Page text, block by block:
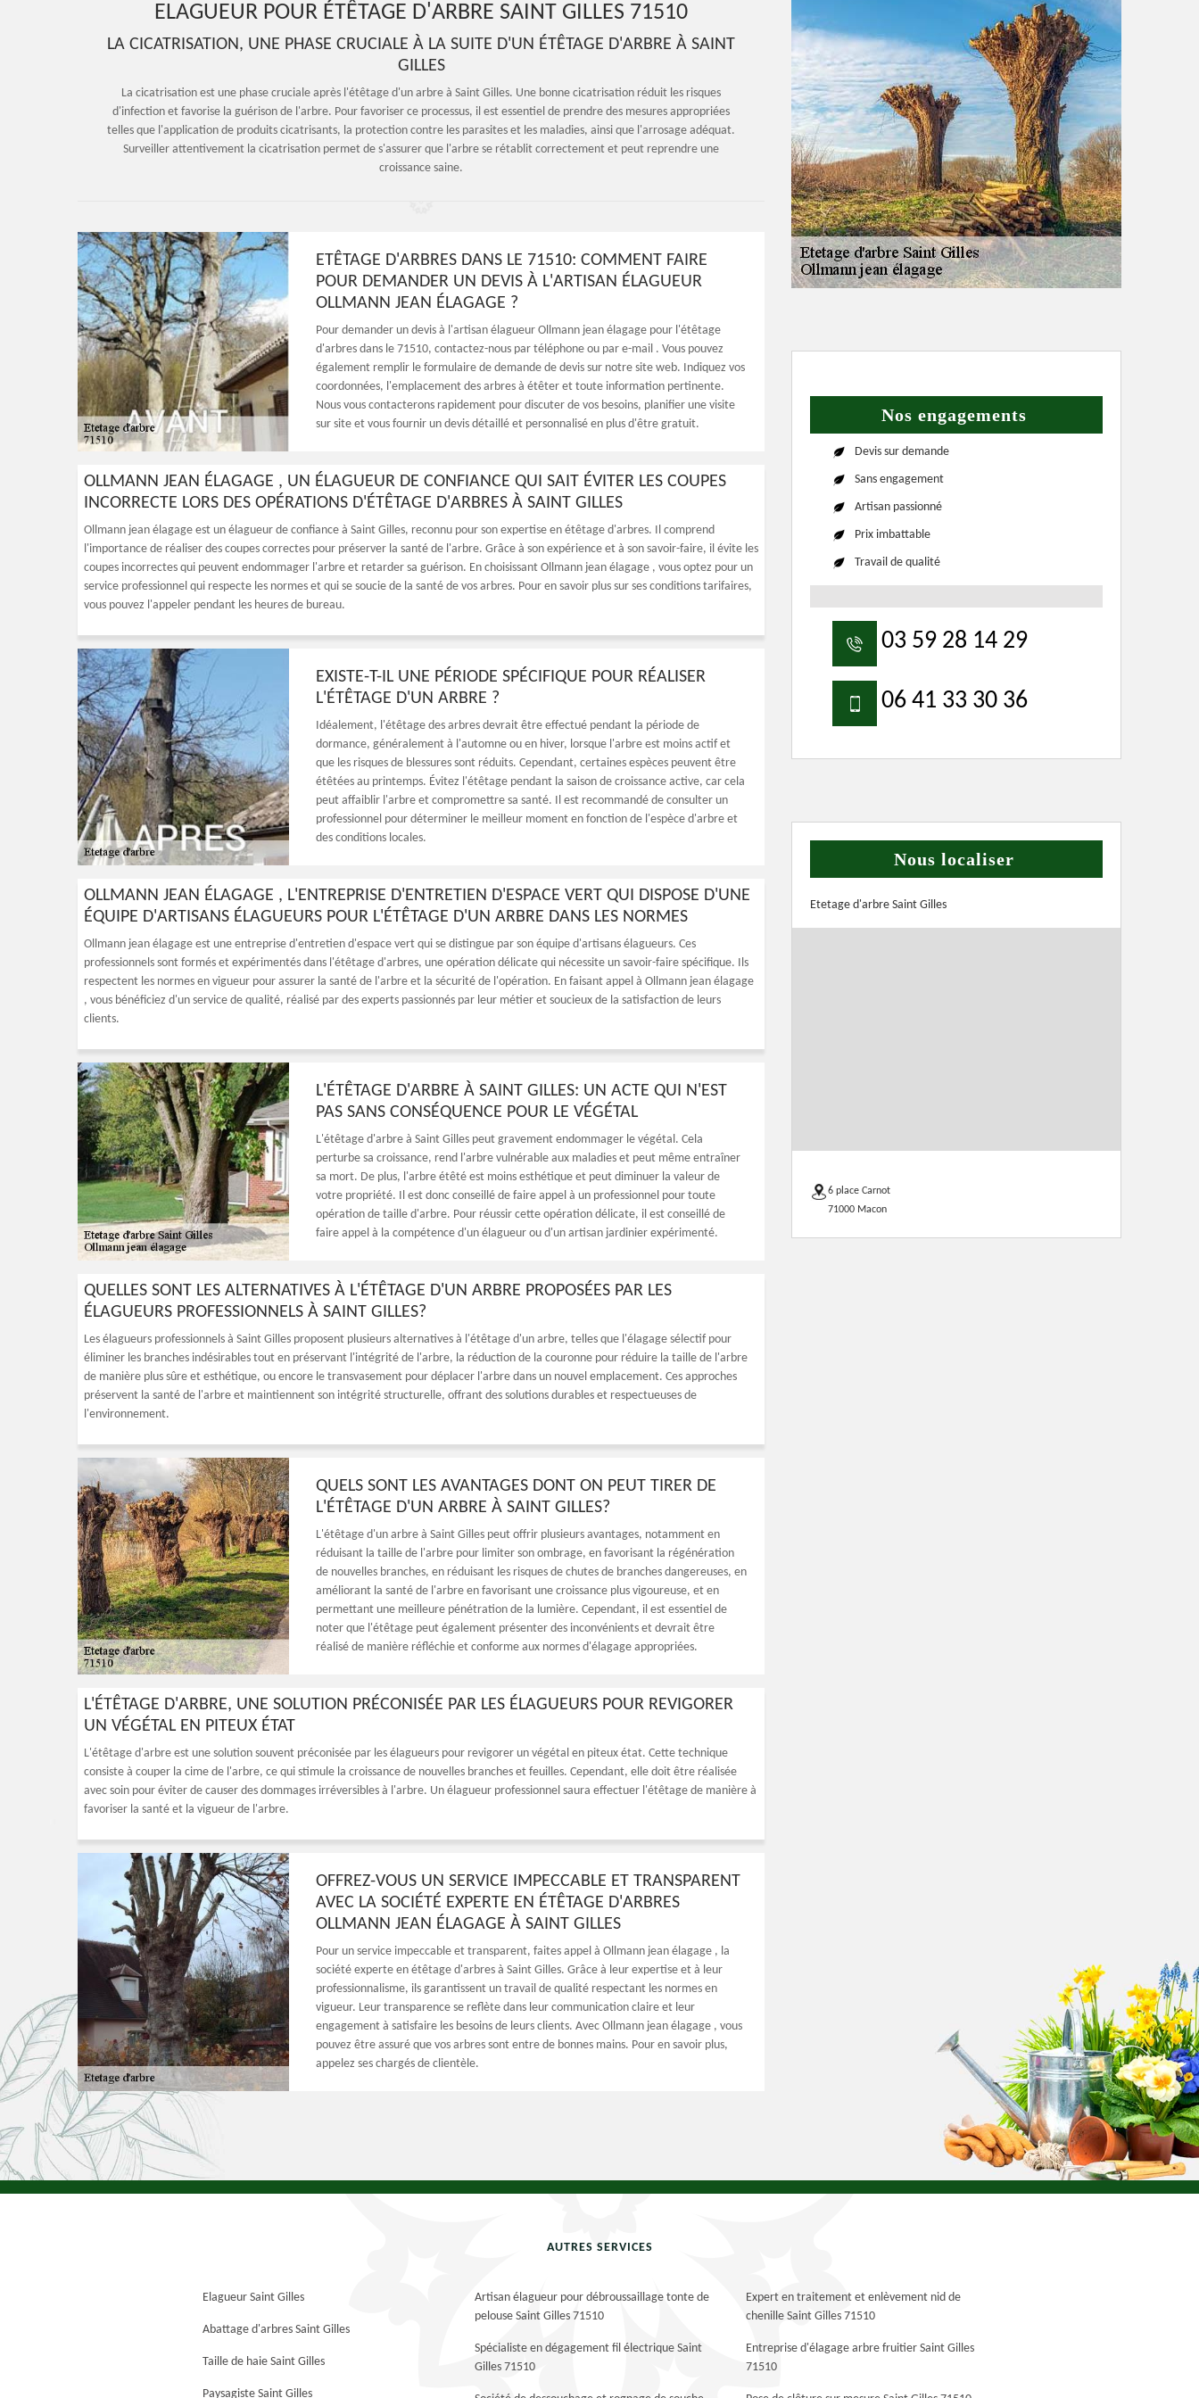
ELAGUEUR POUR ÉTÊTAGE D'ARBRE SAINT GILLES 71510
LA CICATRISATION, UNE PHASE CRUCIALE À LA SUITE D'UN ÉTÊTAGE D'ARBRE À SAINT
GILLES
La cicatrisation est une phase cruciale après l'étêtage d'un arbre à Saint Gilles. Une bonne cicatrisation réduit les risques
d'infection et favorise la guérison de l'arbre. Pour favoriser ce processus, il est essentiel de prendre des mesures appropriées
telles que l'application de produits cicatrisants, la protection contre les parasites et les maladies, ainsi que l'arrosage adéquat.
Surveiller attentivement la cicatrisation permet de s'assurer que l'arbre se rétablit correctement et peut reprendre une
croissance saine.
ETÊTAGE D'ARBRES DANS LE 71510: COMMENT FAIRE
POUR DEMANDER UN DEVIS À L'ARTISAN ÉLAGUEUR
OLLMANN JEAN ÉLAGAGE ?
Pour demander un devis à l'artisan élagueur Ollmann jean élagage pour l'étêtage
d'arbres dans le 71510, contactez-nous par téléphone ou par e-mail . Vous pouvez
également remplir le formulaire de demande de devis sur notre site web. Indiquez vos
coordonnées, l'emplacement des arbres à étêter et toute information pertinente.
Nous vous contacterons rapidement pour discuter de vos besoins, planifier une visite
sur site et vous fournir un devis détaillé et personnalisé en plus d'être gratuit.
OLLMANN JEAN ÉLAGAGE , UN ÉLAGUEUR DE CONFIANCE QUI SAIT ÉVITER LES COUPES
INCORRECTE LORS DES OPÉRATIONS D'ÉTÊTAGE D'ARBRES À SAINT GILLES
Ollmann jean élagage est un élagueur de confiance à Saint Gilles, reconnu pour son expertise en étêtage d'arbres. Il comprend
l'importance de réaliser des coupes correctes pour préserver la santé de l'arbre. Grâce à son expérience et à son savoir-faire, il évite les
coupes incorrectes qui peuvent endommager l'arbre et retarder sa guérison. En choisissant Ollmann jean élagage , vous optez pour un
service professionnel qui respecte les normes et qui se soucie de la santé de vos arbres. Pour en savoir plus sur ses conditions tarifaires,
vous pouvez l'appeler pendant les heures de bureau.
EXISTE-T-IL UNE PÉRIODE SPÉCIFIQUE POUR RÉALISER
L'ÉTÊTAGE D'UN ARBRE ?
Idéalement, l'étêtage des arbres devrait être effectué pendant la période de
dormance, généralement à l'automne ou en hiver, lorsque l'arbre est moins actif et
que les risques de blessures sont réduits. Cependant, certaines espèces peuvent être
étêtées au printemps. Évitez l'étêtage pendant la saison de croissance active, car cela
peut affaiblir l'arbre et compromettre sa santé. Il est recommandé de consulter un
professionnel pour déterminer le meilleur moment en fonction de l'espèce d'arbre et
des conditions locales.
OLLMANN JEAN ÉLAGAGE , L'ENTREPRISE D'ENTRETIEN D'ESPACE VERT QUI DISPOSE D'UNE
ÉQUIPE D'ARTISANS ÉLAGUEURS POUR L'ÉTÊTAGE D'UN ARBRE DANS LES NORMES
Ollmann jean élagage est une entreprise d'entretien d'espace vert qui se distingue par son équipe d'artisans élagueurs. Ces
professionnels sont formés et expérimentés dans l'étêtage d'arbres, une opération délicate qui nécessite un savoir-faire spécifique. Ils
respectent les normes en vigueur pour assurer la santé de l'arbre et la sécurité de l'opération. En faisant appel à Ollmann jean élagage
, vous bénéficiez d'un service de qualité, réalisé par des experts passionnés par leur métier et soucieux de la satisfaction de leurs
clients.
L'ÉTÊTAGE D'ARBRE À SAINT GILLES: UN ACTE QUI N'EST
PAS SANS CONSÉQUENCE POUR LE VÉGÉTAL
L'étêtage d'arbre à Saint Gilles peut gravement endommager le végétal. Cela
perturbe sa croissance, rend l'arbre vulnérable aux maladies et peut même entraîner
sa mort. De plus, l'arbre étêté est moins esthétique et peut diminuer la valeur de
votre propriété. Il est donc conseillé de faire appel à un professionnel pour toute
opération de taille d'arbre. Pour réussir cette opération délicate, il est conseillé de
faire appel à la compétence d'un élagueur ou d'un artisan jardinier expérimenté.
QUELLES SONT LES ALTERNATIVES À L'ÉTÊTAGE D'UN ARBRE PROPOSÉES PAR LES
ÉLAGUEURS PROFESSIONNELS À SAINT GILLES?
Les élagueurs professionnels à Saint Gilles proposent plusieurs alternatives à l'étêtage d'un arbre, telles que l'élagage sélectif pour
éliminer les branches indésirables tout en préservant l'intégrité de l'arbre, la réduction de la couronne pour réduire la taille de l'arbre
de manière plus sûre et esthétique, ou encore le transvasement pour déplacer l'arbre dans un nouvel emplacement. Ces approches
préservent la santé de l'arbre et maintiennent son intégrité structurelle, offrant des solutions durables et respectueuses de
l'environnement.
QUELS SONT LES AVANTAGES DONT ON PEUT TIRER DE
L'ÉTÊTAGE D'UN ARBRE À SAINT GILLES?
L'étêtage d'un arbre à Saint Gilles peut offrir plusieurs avantages, notamment en
réduisant la taille de l'arbre pour limiter son ombrage, en favorisant la régénération
de nouvelles branches, en réduisant les risques de chutes de branches dangereuses, en
améliorant la santé de l'arbre en favorisant une croissance plus vigoureuse, et en
permettant une meilleure pénétration de la lumière. Cependant, il est essentiel de
noter que l'étêtage peut également présenter des inconvénients et devrait être
réalisé de manière réfléchie et conforme aux normes d'élagage appropriées.
L'ÉTÊTAGE D'ARBRE, UNE SOLUTION PRÉCONISÉE PAR LES ÉLAGUEURS POUR REVIGORER
UN VÉGÉTAL EN PITEUX ÉTAT
L'étêtage d'arbre est une solution souvent préconisée par les élagueurs pour revigorer un végétal en piteux état. Cette technique
consiste à couper la cime de l'arbre, ce qui stimule la croissance de nouvelles branches et feuilles. Cependant, elle doit être réalisée
avec soin pour éviter de causer des dommages irréversibles à l'arbre. Un élagueur professionnel saura effectuer l'étêtage de manière à
favoriser la santé et la vigueur de l'arbre.
OFFREZ-VOUS UN SERVICE IMPECCABLE ET TRANSPARENT
AVEC LA SOCIÉTÉ EXPERTE EN ÉTÊTAGE D'ARBRES
OLLMANN JEAN ÉLAGAGE À SAINT GILLES
Pour un service impeccable et transparent, faites appel à Ollmann jean élagage , la
société experte en étêtage d'arbres à Saint Gilles. Grâce à leur expertise et à leur
professionnalisme, ils garantissent un travail de qualité respectant les normes en
vigueur. Leur transparence se reflète dans leur communication claire et leur
engagement à satisfaire les besoins de leurs clients. Avec Ollmann jean élagage , vous
pouvez être assuré que vos arbres sont entre de bonnes mains. Pour en savoir plus,
appelez ses chargés de clientèle.
Nos engagements
Devis sur demande
Sans engagement
Artisan passionné
Prix imbattable
Travail de qualité
03 59 28 14 29
06 41 33 30 36
Nous localiser
Etetage d'arbre Saint Gilles
6 place Carnot
71000 Macon
AUTRES SERVICES
Elagueur Saint Gilles
Abattage d'arbres Saint Gilles
Taille de haie Saint Gilles
Paysagiste Saint Gilles
Artisan élagueur pour débroussaillage tonte de
pelouse Saint Gilles 71510
Spécialiste en dégagement fil électrique Saint
Gilles 71510
Expert en traitement et enlèvement nid de
chenille Saint Gilles 71510
Entreprise d'élagage arbre fruitier Saint Gilles
71510